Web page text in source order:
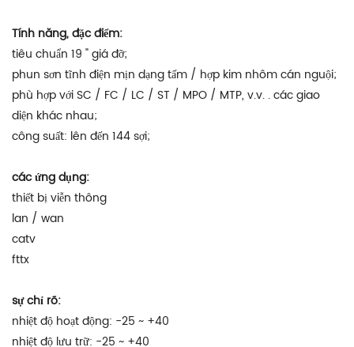
Tính năng, đặc điểm:
tiêu chuẩn 19 " giá đỡ;
phun sơn tĩnh điện mịn dạng tấm / hợp kim nhôm cán nguội;
phù hợp với SC / FC / LC / ST / MPO / MTP, v.v. . các giao
diện khác nhau;
công suất: lên đến 144 sợi;
các ứng dụng:
thiết bị viễn thông
lan / wan
catv
fttx
sự chỉ rõ:
nhiệt độ hoạt động: -25 ~ +40
nhiệt độ lưu trữ: -25 ~ +40